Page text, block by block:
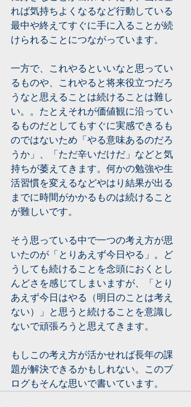
れば気持ちよくなるなど行動している
最中や終えてすぐに手に入ることが続
けられることにつながっています。
一方で、これやるといいなと思ってい
るものや、これやると将来役立つだろ
うなと思えることは続けることは難し
い。。たとえそれが価値観に沿ってい
るものだとしてもすぐに実感できるも
のではないため「やる意味あるのだろ
うか」、「ただ辛いだけだ」などと気
持ちが萎えてきます。何かの勉強や生
活習慣を変えるなどやはり結果が出る
までに時間がかかるものは続けること
が難しいです。
そう思っている中で一つの考え方が思
いたのが「とりあえず今日やる」。ど
うしても続けることを念頭におくとし
んどさを感じてしまいますが、「とり
あえず今日はやる（明日のことは考え
ない）」と思うと続けることを意識し
ないで頑張ろうと思えてきます。
もしこの考え方が活かせれば長年の課
題が解決できるかもしれない。このブ
ログもそんな思いで書いています。